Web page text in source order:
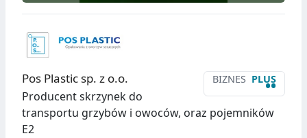
BIZNES PLUS
••
Pos Plastic sp. z o.o.
Producent skrzynek do
transportu grzybów i owoców, oraz pojemników
E2